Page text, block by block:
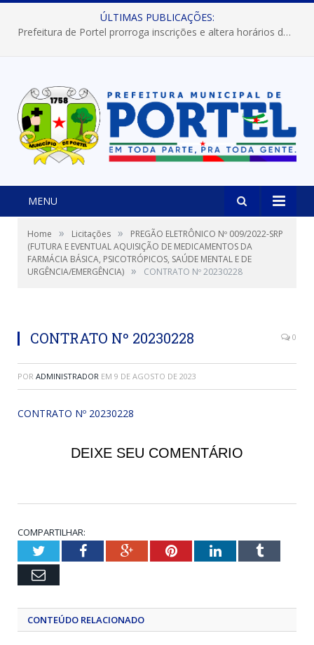
ÚLTIMAS PUBLICAÇÕES:
Prefeitura de Portel prorroga inscrições e altera horários dos concursos “Musa” e “Miss Mix Verão 2026”
MENU
Home » Licitações »
PREGÃO ELETRÔNICO Nº 009/2022-SRP
(FUTURA E EVENTUAL AQUISIÇÃO DE MEDICAMENTOS DA
FARMÁCIA BÁSICA, PSICOTRÓPICOS, SAÚDE MENTAL E DE
URGÊNCIA/EMERGÊNCIA) » CONTRATO Nº 20230228
CONTRATO Nº 20230228 0
POR ADMINISTRADOR EM 9 DE AGOSTO DE 2023
CONTRATO Nº 20230228
DEIXE SEU COMENTÁRIO
COMPARTILHAR:
TwitterFacebookGoogle+PinterestLinkedInTumblr
Email
CONTEÚDO RELACIONADO